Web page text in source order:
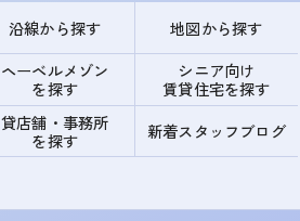
沿線から探す 地図から探す
ヘーベルメゾン
を探す
シニア向け
賃貸住宅を探す
貸店舗・事務所
を探す
新着スタッフブログ